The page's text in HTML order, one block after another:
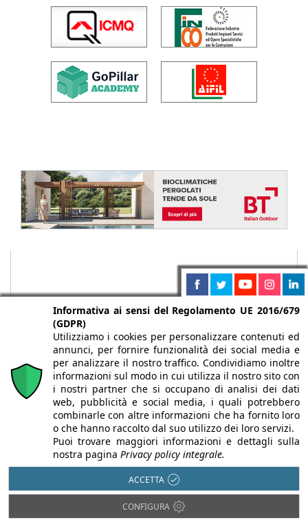
Chi siamo Autori Per la tua pubblicità
Iscriviti alla
newsletter
Infobuild è testata registrata presso il Tribunale di Milano al n° 63
dell’8/3/2013 - ISSN 2282-2267
Informativa ai sensi del Regolamento UE 2016/679
(GDPR)
Utilizziamo i cookies per personalizzare contenuti ed
annunci, per fornire funzionalità dei social media e
per analizzare il nostro traffico. Condividiamo inoltre
informazioni sul modo in cui utilizza il nostro sito con
i nostri partner che si occupano di analisi dei dati
web, pubblicità e social media, i quali potrebbero
combinarle con altre informazioni che ha fornito loro
o che hanno raccolto dal suo utilizzo dei loro servizi.
Puoi trovare maggiori informazioni e dettagli sulla
nostra pagina Privacy policy integrale.
ACCETTA
CONFIGURA